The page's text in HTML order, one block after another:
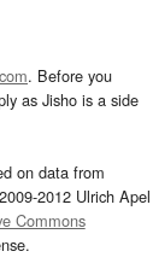
. Before you
as Jisho is a side
on data from
2012 Ulrich Apel
Commons